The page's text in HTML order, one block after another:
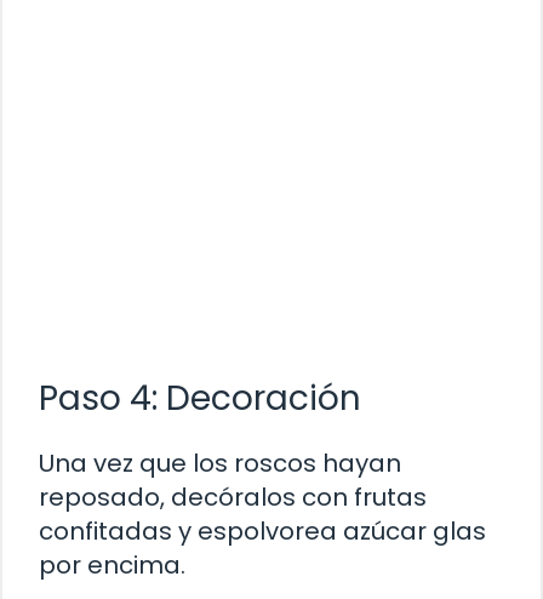
Paso 4: Decoración
Una vez que los roscos hayan
reposado, decóralos con frutas
confitadas y espolvorea azúcar glas
por encima.